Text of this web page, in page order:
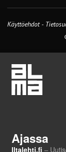
Käyttöehdot -